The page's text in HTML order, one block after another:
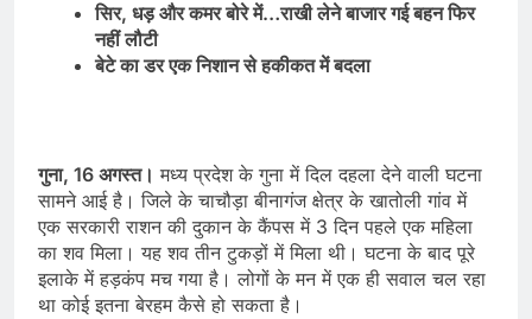
सिर, धड़ और कमर बोरे में…राखी लेने बाजार गई बहन फिर
नहीं लौटी
बेटे का डर एक निशान से हकीकत में बदला
गुना, 16 अगस्त। मध्य प्रदेश के गुना में दिल दहला देने वाली घटना
सामने आई है। जिले के चाचौड़ा बीनागंज क्षेत्र के खातोली गांव में
एक सरकारी राशन की दुकान के कैंपस में 3 दिन पहले एक महिला
का शव मिला। यह शव तीन टुकड़ों में मिला थी। घटना के बाद पूरे
इलाके में हड़कंप मच गया है। लोगों के मन में एक ही सवाल चल रहा
था कोई इतना बेरहम कैसे हो सकता है।